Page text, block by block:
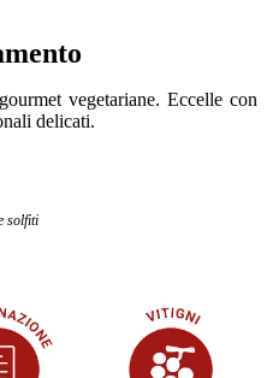
vegetariane. Eccelle con
delicati.
solfiti